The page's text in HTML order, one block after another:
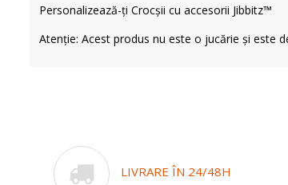
Personalizează-ți Crocșii cu accesorii Jibbitz™
Atenție: Acest produs nu este o jucărie și este
LIVRARE ÎN 24/48H